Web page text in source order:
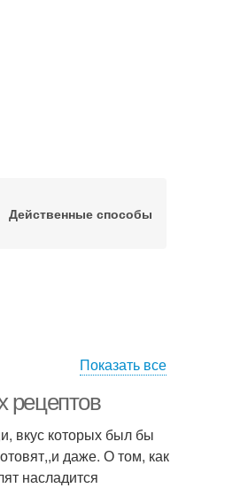
Действенные способы
Показать все
рецептов
вкус которых был бы
даже. О том, как
насладится